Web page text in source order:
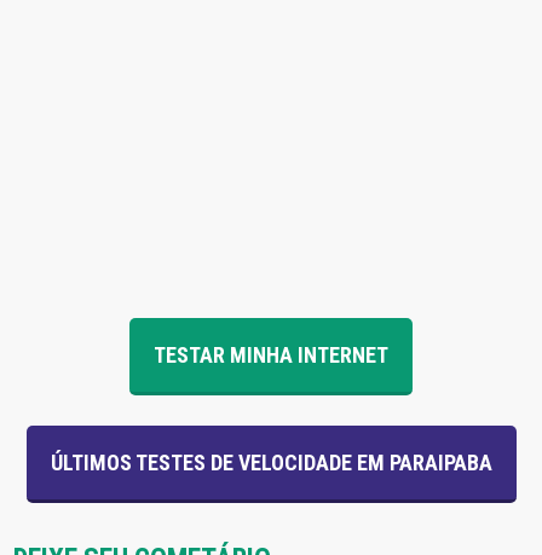
TESTAR MINHA INTERNET
ÚLTIMOS TESTES DE VELOCIDADE EM PARAIPABA